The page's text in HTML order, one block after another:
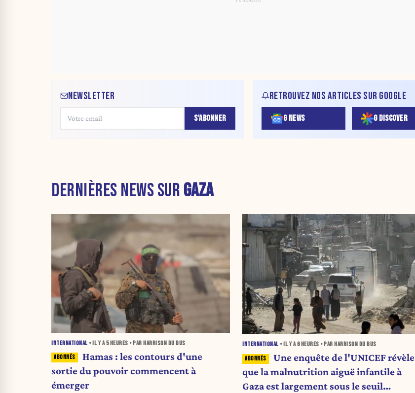
NEWSLETTER
S'ABONNER
RETROUVEZ NOS ARTICLES SUR GOOGLE
G NEWS G DISCOVER
DERNIÈRES NEWS SUR GAZA
INTERNATIONAL • IL Y A5 HEURES • PAR HARRISON DU BUS
Hamas : les contours d'une
sortie du pouvoir commencent à
émerger
INTERNATIONAL • IL Y A6 HEURES • PAR HARRISON DU BUS
Une enquête de l'UNICEF révèle
que la malnutrition aiguë infantile à
Gaza est largement sous le seuil